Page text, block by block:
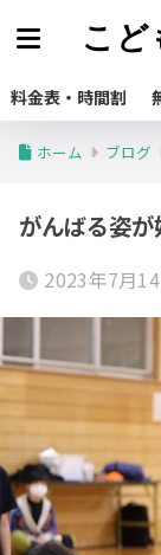
こど
料金表・時間割
ホーム ブログ
がんばる姿が
2023年7月